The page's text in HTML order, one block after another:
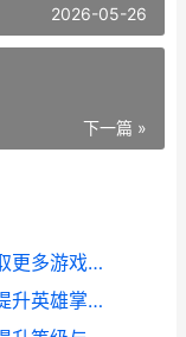
2026-05-26
下一篇 »
王者荣耀如何刷新点卷攻略 轻松获取更多游戏资源指南
王者荣耀如何全英雄熟练攻略 快速提升英雄掌握度的秘诀解析